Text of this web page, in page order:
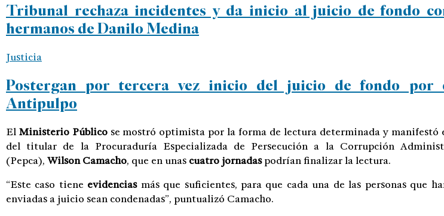
Tribunal rechaza incidentes y da inicio al juicio de fondo
hermanos de Danilo Medina
Justicia
Postergan por tercera vez inicio del juicio de fondo por
Antipulpo
El Ministerio Públicose mostró optimista por la forma de lectura determinada y manifestó
del titular de la Procuraduría Especializada de Persecución a la Corrupción
(Pepca), Wilson Camacho, que en unas cuatro jornadaspodrían finalizar la lectura.
“Este caso tiene evidencias más que suficientes, para que cada una de las personas que
enviadas a juicio sean condenadas”, puntualizó Camacho.